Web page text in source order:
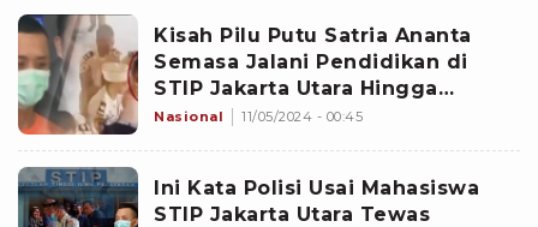
Kisah Pilu Putu Satria Ananta
Semasa Jalani Pendidikan di
STIP Jakarta Utara Hingga
Berujung Tewas
Nasional 11/05/2024 - 00:45
Ini Kata Polisi Usai Mahasiswa
STIP Jakarta Utara Tewas